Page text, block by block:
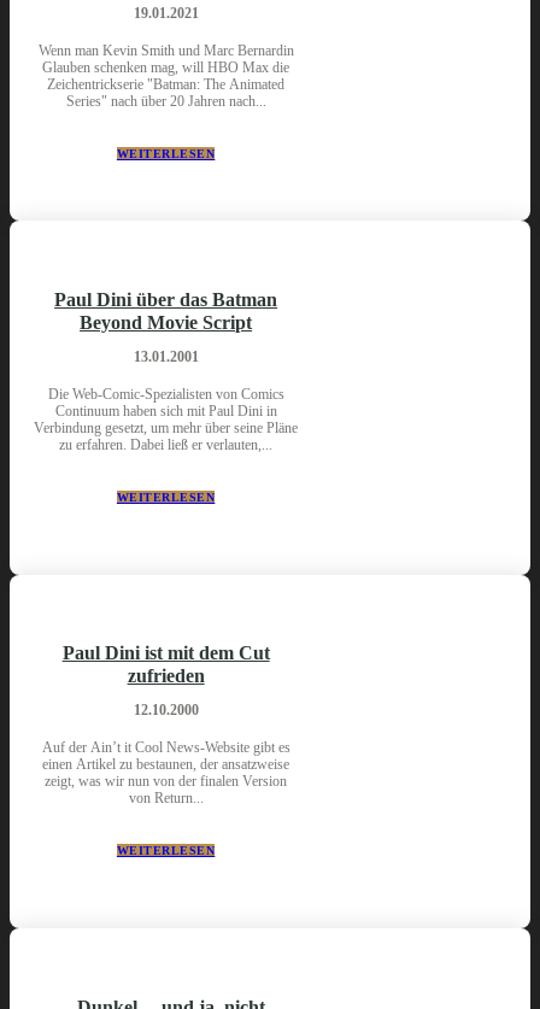
19.01.2021
Wenn man Kevin Smith und Marc Bernardin
Glauben schenken mag, will HBO Max die
Zeichentrickserie "Batman: The Animated
Series" nach über 20 Jahren nach...
WEITERLESEN
Paul Dini über das Batman
Beyond Movie Script
13.01.2001
Die Web-Comic-Spezialisten von Comics
Continuum haben sich mit Paul Dini in
Verbindung gesetzt, um mehr über seine Pläne
zu erfahren. Dabei ließ er verlauten,...
WEITERLESEN
Paul Dini ist mit dem Cut
zufrieden
12.10.2000
Auf der Ain’t it Cool News-Website gibt es
einen Artikel zu bestaunen, der ansatzweise
zeigt, was wir nun von der finalen Version
von Return...
WEITERLESEN